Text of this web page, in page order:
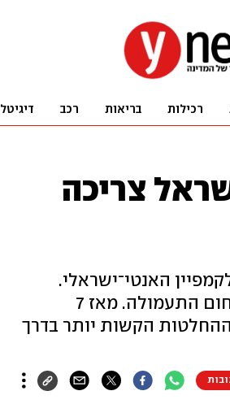
רכילות בריאות רכב דיגיטל
צריכה
האנטי־ישראלי.
במשך שני עשורים היו ל־BDS הישגים ממשיים רק בתחום התעמולה. מאז 7
הקשות יותר בדרך